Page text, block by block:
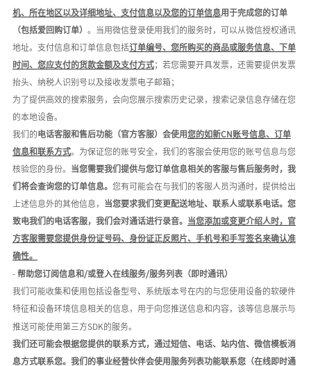
机、所在地区以及详细地址、支付信息以及您的订单信息用于完成您的订单
（包括爱回购订单） 。当用微信登录使用我们的服务时，可以从微信授权通讯
地址。支付信息和订单信息包括订单编号、您所购买的商品或服务信息、下单
时间、您应支付的货款金额及支付方式；若您需要开具发票，还需要提供发票
抬头、纳税人识别号以及接收发票电子邮箱；
为了提供高效的搜索服务，会向您展示搜索历史记录， 搜索记录信息存储在您
的本地设备。
我们的电话客服和售后功能（官方客服）会使用您的如新CN账号信息、订单
信息和联系方式。为保证您的账号安全，我们的客服会使用您的账号信息与您
核验您的身份。 当您需要我们提供与您订单信息相关的客服与售后服务时，我
们将会查询您的订单信息。 您有可能会在与我们的客服人员沟通时，提供给出
上述信息外的其他信息， 当您要求我们变更配送地址、联系人或联系电话。您
致电我们的电话客服，我们会对通话进行录音。 当您添加或变更介绍人时，官
方客服需要您提供身份证号码、身份证正反照片、手机号和手写签名来确认准
确性。
- 帮助您订阅信息和 /或登入在线服务/服务列表（即时通讯）
我们可能收集和使用包括设备型号、系统版本号在内的与您使用设备的软硬件
特征和设备环境信息相关的信息，用于向您推送信息和内容，该等信息展示与
推送可能使用第三方SDK的服务。
我们还可能会根据您提供的联系方式，通过短信、电话、站内信、 微信模板消
息方式联系您。我们的事业经营伙伴会使用服务列表功能联系您（在线即时通